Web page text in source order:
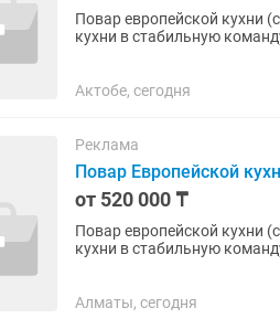
Повар европейской кухни (с переездом в
кухни в стабильную
Актобе, сегодня
Реклама
Повар Европейской
от 520 000 ₸
Повар европейской кухни (с переездом в
кухни в стабильную
Алматы, сегодня